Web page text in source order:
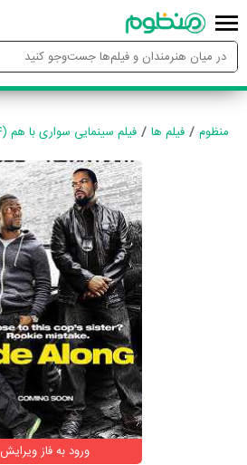
منظوم فیلم ها فیلم سینمایی سواری با هم (2014)
ورود به فاز ویرایش